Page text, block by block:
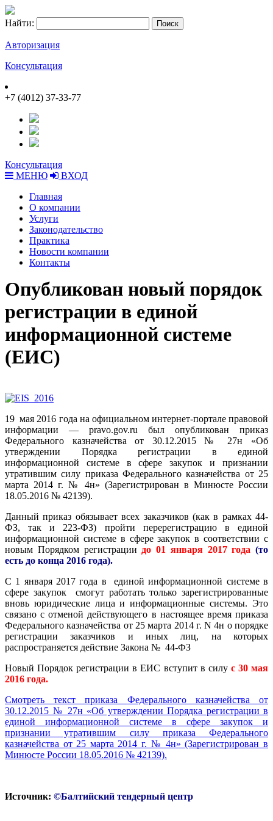
Найти:
Авторизация
Консультация
+7 (4012) 37-33-77
Консультация
МЕНЮ
ВХОД
Главная
О компании
Услуги
Законодательство
Практика
Новости компании
Контакты
Опубликован новый порядок
регистрации в единой
информационной системе
(ЕИС)
19 мая 2016 года на официальном интернет-портале правовой
информации — pravo.gov.ru был опубликован приказ
Федерального казначейства от 30.12.2015 № 27н «Об
утверждении Порядка регистрации в единой
информационной системе в сфере закупок и признании
утратившим силу приказа Федерального казначейства от 25
марта 2014 г. № 4н» (Зарегистрирован в Минюсте России
18.05.2016 № 42139).
Данный приказ обязывает всех заказчиков (как в рамках 44-
ФЗ, так и 223-ФЗ) пройти перерегистрацию в единой
информационной системе в сфере закупок в соответствии с
новым Порядком регистрации до 01 января 2017 года (то
есть до конца 2016 года).
С 1 января 2017 года в единой информационной системе в
сфере закупок смогут работать только зарегистрированные
вновь юридические лица и информационные системы. Это
связано с отменой действующего в настоящее время приказа
Федерального казначейства от 25 марта 2014 г. N 4н о порядке
регистрации заказчиков и иных лиц, на которых
распространяется действие Закона № 44-ФЗ
Новый Порядок регистрации в ЕИС вступит в силу с 30 мая
2016 года.
Смотреть текст приказа Федерального казначейства от
30.12.2015 № 27н «Об утверждении Порядка регистрации в
единой информационной системе в сфере закупок и
признании утратившим силу приказа Федерального
казначейства от 25 марта 2014 г. № 4н» (Зарегистрирован в
Минюсте России 18.05.2016 № 42139).
Источник: ©Балтийский тендерный центр